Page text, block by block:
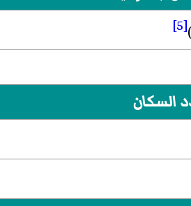
[5]
السكان